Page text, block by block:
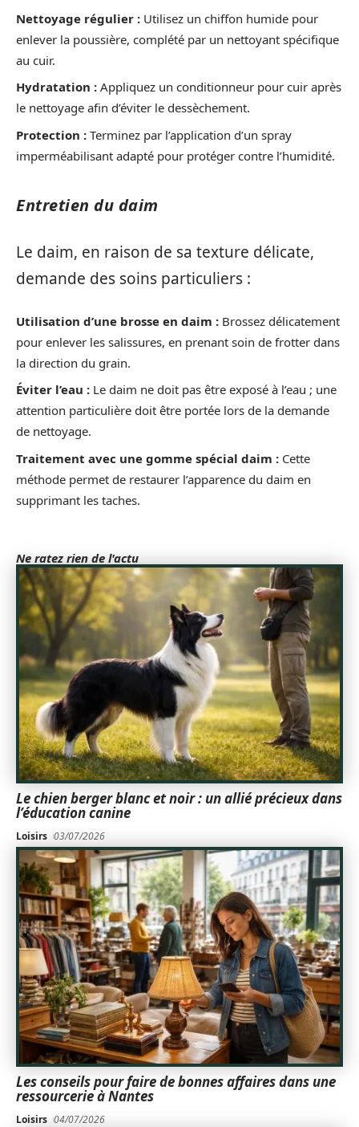
Nettoyage régulier : Utilisez un chiffon humide pour
enlever la poussière, complété par un nettoyant spécifique
au cuir.
Hydratation : Appliquez un conditionneur pour cuir après
le nettoyage afin d’éviter le dessèchement.
Protection : Terminez par l’application d’un spray
imperméabilisant adapté pour protéger contre l’humidité.
Entretien du daim
Le daim, en raison de sa texture délicate,
demande des soins particuliers :
Utilisation d’une brosse en daim : Brossez délicatement
pour enlever les salissures, en prenant soin de frotter dans
la direction du grain.
Éviter l’eau : Le daim ne doit pas être exposé à l’eau ; une
attention particulière doit être portée lors de la demande
de nettoyage.
Traitement avec une gomme spécial daim : Cette
méthode permet de restaurer l’apparence du daim en
supprimant les taches.
Ne ratez rien de l'actu
Le chien berger blanc et noir : un allié précieux dans
l’éducation canine
Loisirs 03/07/2026
Les conseils pour faire de bonnes affaires dans une
ressourcerie à Nantes
Loisirs 04/07/2026